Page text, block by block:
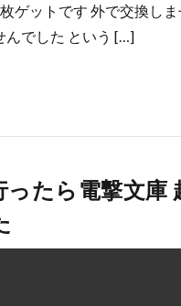
ゲットです 外で交換し
んでした という […]
ったら電撃文庫